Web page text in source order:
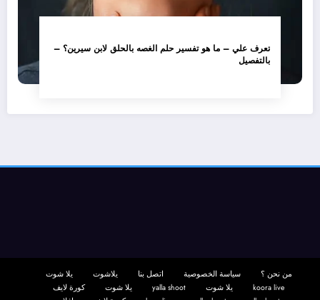
تعرف علي – ما هو تفسير حلم الغصه بالحلق لابن سيرين؟ –
بالتفصيل
من نحن ؟ سياسة الخصوصية اتصل بنا يلاشوت
يلا شوت
koora live
يلا شوت yalla shoot يلا شوت
كورة لايف